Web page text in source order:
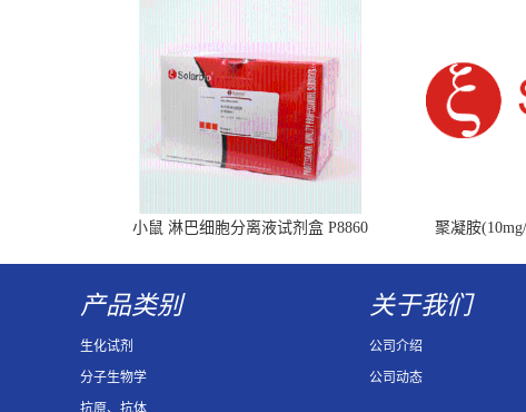
小鼠 淋巴细胞分离液试剂盒 P8860 聚凝胺
产品类别
生化试剂
分子生物学
抗原、抗体
关于我们
公司介绍
公司动态